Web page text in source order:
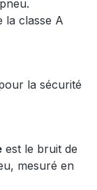
la classe A
la sécurité
est le bruit de
mesuré en